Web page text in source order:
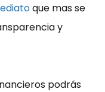
que mas se
y
podrás